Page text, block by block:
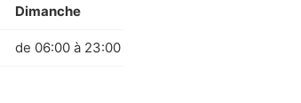
Dimanche
de 06:00 à 23:00